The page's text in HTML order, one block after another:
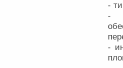
-
-
-